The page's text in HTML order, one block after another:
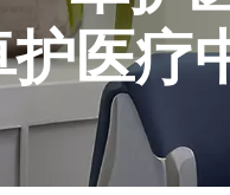
动
关于卓护医疗
全方位护理
专科治疗
卓护医疗中
需要医疗服务时，应前往
划
，即白
小团体
大型团体
工会
续配药
物
险（Medicare，即红蓝卡
生育计划
孕期健康
健康妈妈
健康宝宝
医疗